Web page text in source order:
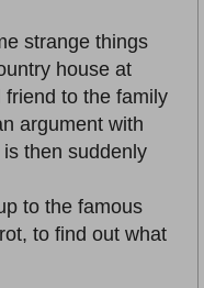
strange things
house at
to the family
argument with
then suddenly
to the famous
to find out what